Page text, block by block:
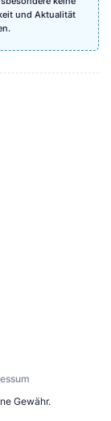
und Aktualität
Gewähr.